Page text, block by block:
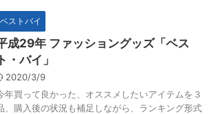
ベストバイ
成29年 ファッショングッズ「ベス
ト・バイ」
2020/3/9
年買って良かった、オススメしたいアイテムを３
、購入後の状況も補足しながら、ランキング形式